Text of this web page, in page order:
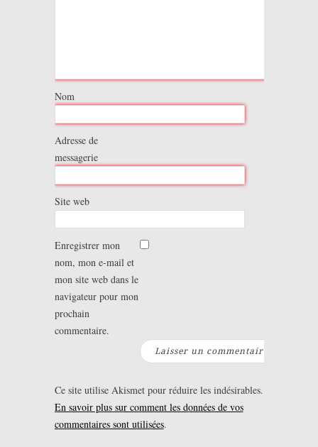
Nom
Adresse de
messagerie
Site web
Enregistrer mon
nom, mon e-mail et
mon site web dans le
navigateur pour mon
prochain
commentaire.
Ce site utilise Akismet pour réduire les indésirables.
En savoir plus sur comment les données de vos
commentaires sont utilisées.